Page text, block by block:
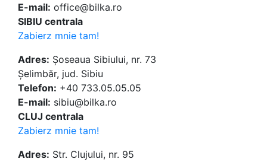
E-mail: office@bilka.ro
SIBIU centrala
Zabierz mnie tam!
Adres: Șoseaua Sibiului, nr. 73
Șelimbăr, jud. Sibiu
Telefon: +40 733.05.05.05
E-mail: sibiu@bilka.ro
CLUJ centrala
Zabierz mnie tam!
Adres: Str. Clujului, nr. 95